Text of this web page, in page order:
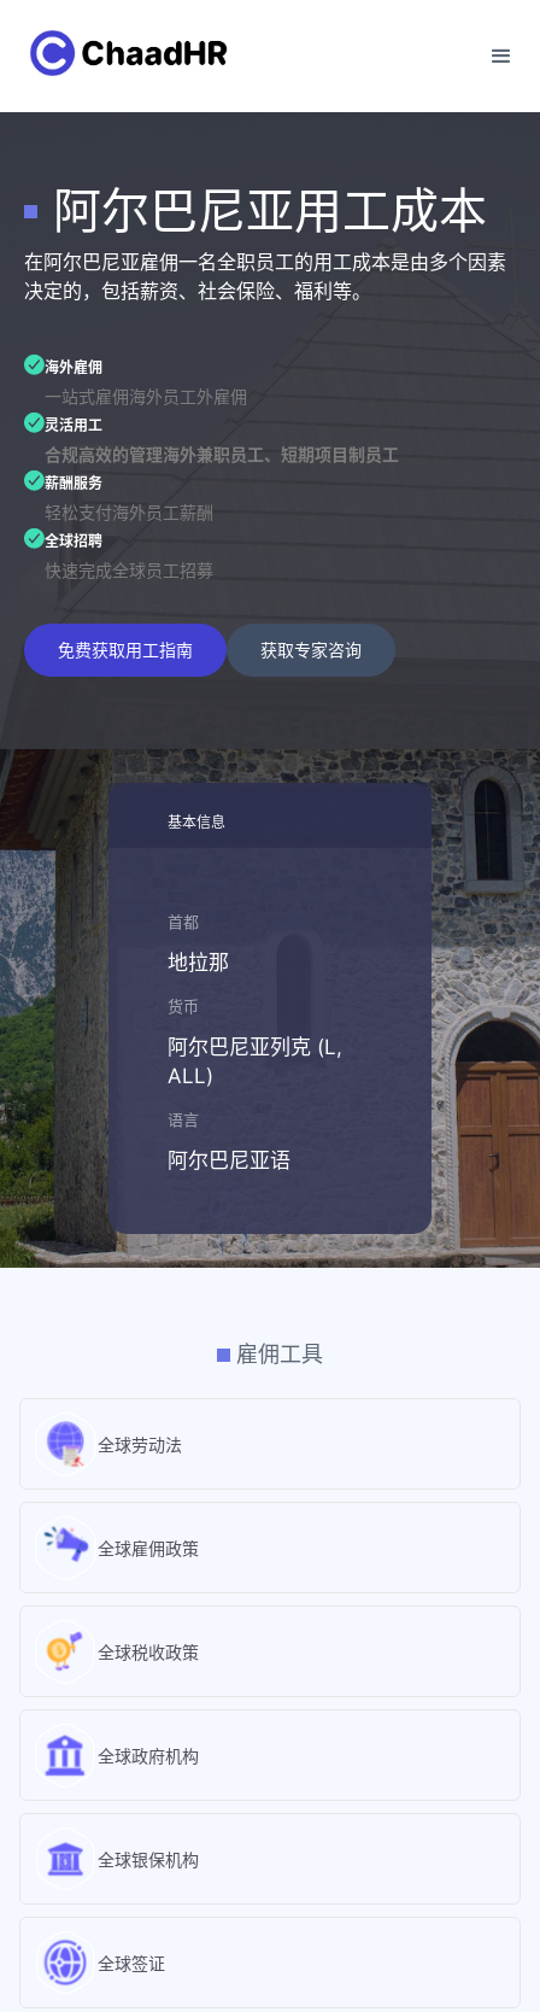
阿尔巴尼亚用工成本
在阿尔巴尼亚雇佣一名全职员工的用工成本是由多个因素
决定的，包括薪资、社会保险、福利等。
海外雇佣
一站式雇佣海外员工外雇佣
灵活用工
合规高效的管理海外兼职员工、短期项目制员工
薪酬服务
轻松支付海外员工薪酬
全球招聘
快速完成全球员工招募
免费获取用工指南 获取专家咨询
基本信息
首都
地拉那
货币
阿尔巴尼亚列克 (L,
ALL)
语言
阿尔巴尼亚语
雇佣工具
全球劳动法
全球雇佣政策
全球税收政策
全球政府机构
全球银保机构
全球签证